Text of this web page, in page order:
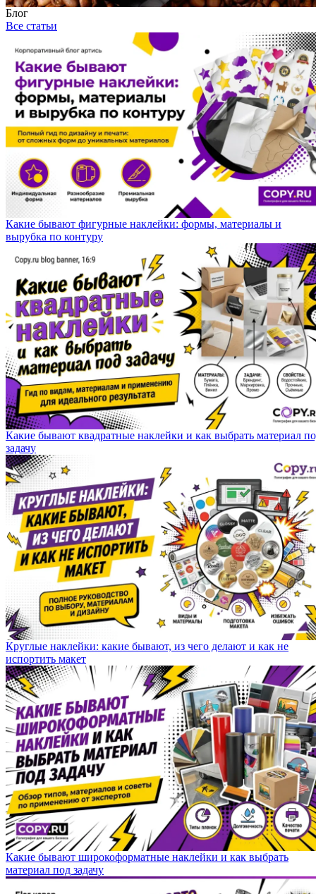
Блог
Все статьи
Какие бывают фигурные наклейки: формы, материалы и
вырубка по контуру
Какие бывают квадратные наклейки и как выбрать материал
задачу
Круглые наклейки: какие бывают, из чего делают и как не
испортить макет
Какие бывают широкоформатные наклейки и как выбрать
материал под задачу